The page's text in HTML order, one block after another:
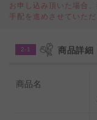
ナチュラルカラー
特徴です。
を形として残す
ワーギフトとは大
お申し込み頂いた場合
手配を進めさせていただ
2-1 商品詳細
商品名